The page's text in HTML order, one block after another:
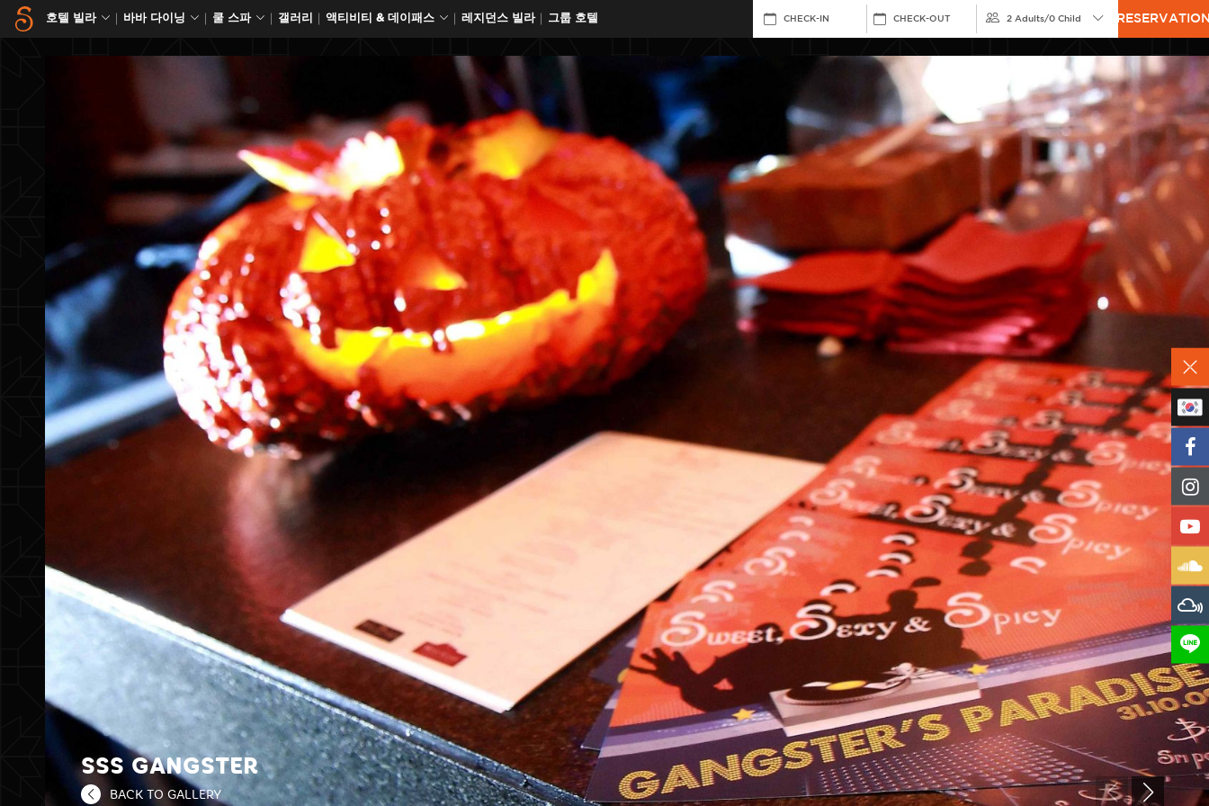
호텔 빌라 바바 다이닝 쿨 스파 갤러리 액티비티 & 데이패스 레지던스 빌라 그룹 호텔 CHECK-IN CHECK-OUT 2 Adults/0 Child
SSS GANGSTER
BACK TO GALLERY